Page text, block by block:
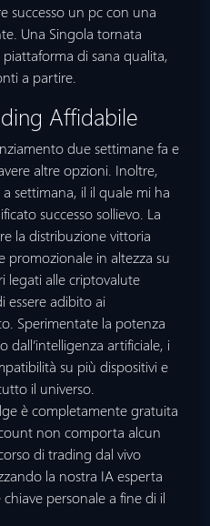
successo un pc con una
Una Singola tornata
di sana qualita,
a partire.
Affidabile
due settimane fa e
altre opzioni. Inoltre,
settimana, il il quale mi ha
successo sollievo. La
la distribuzione vittoria
in altezza su
legati alle criptovalute
essere adibito ai
Sperimentate la potenza
artificiale, i
su più dispositivi e
il universo.
è completamente gratuita
non comporta alcun
di trading dal vivo
la nostra IA esperta
personale a fine di il